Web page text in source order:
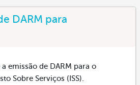
DARM para
emissão de DARM para o
Sobre Serviços (ISS).